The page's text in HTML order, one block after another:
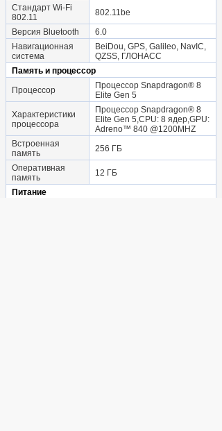
Стандарт Wi-Fi
802.11
802.11be
Версия Bluetooth
6.0
Навигационная
система
BeiDou, GPS, Galileo, NavIC,
QZSS, ГЛОНАСС
Память и процессор
Процессор
Процессор Snapdragon® 8
Elite Gen 5
Характеристики
процессора
Процессор Snapdragon® 8
Elite Gen 5,CPU: 8 ядер,GPU:
Adreno™ 840 @1200MHZ
Встроенная
память
256 ГБ
Оперативная
память
12 ГБ
Питание